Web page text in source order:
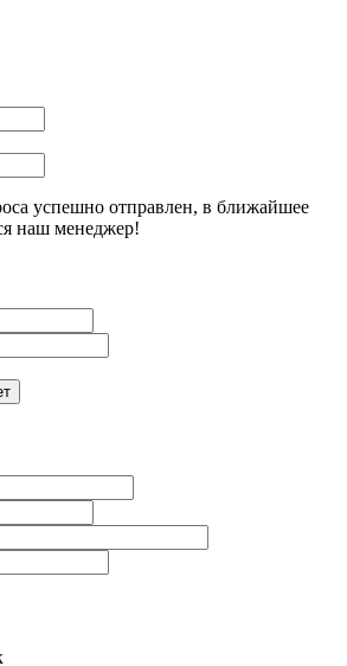
успешно отправлен, в ближайшее
наш менеджер!